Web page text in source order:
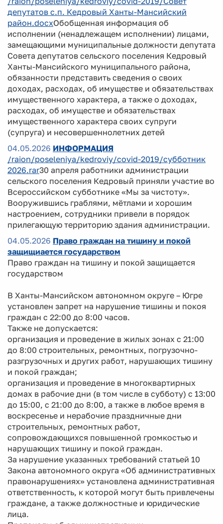
депутатов с.п. Кедровый Ханты-Мансийский
район.docxОбобщенная информация об
исполнении (ненадлежащем исполнении) лицами,
замещающими муниципальные должности депутата
Совета депутатов сельского поселения Кедровый
Ханты-Мансийского муниципального района,
обязанности представить сведения о своих
доходах, расходах, об имуществе и обязательствах
имущественного характера, а также о доходах,
расходах, об имуществе и обязательствах
имущественного характера своих супруги
(супруга) и несовершеннолетних детей
04.05.2026 ИНФОРМАЦИЯ
/raion/poseleniya/kedroviy/covid-2019/субботник
2026.rar30 апреля работники администрации
сельского поселения Кедровый приняли участие во
Всероссийском субботнике «Мы за чистоту».
Вооружившись граблями, мётлами и хорошим
настроением, сотрудники привели в порядок
прилегающую территорию здания администрации.
04.05.2026 Право граждан на тишину и покой
защищиается государством
Право граждан на тишину и покой защищается
государством
В Ханты-Мансийском автономном округе – Югре
установлен запрет на нарушение тишины и покоя
граждан с 22:00 до 8:00 часов.
Также не допускается:
организация и проведение в жилых зонах с 21:00
до 8:00 строительных, ремонтных, погрузочно-
разгрузочных и других работ, нарушающих тишину
и покой граждан;
организация и проведение в многоквартирных
домах в рабочие дни (в том числе в субботу) с 13:00
до 15:00, с 21:00 до 8:00, а также в любое время в
воскресенье и нерабочие праздничные дни
строительных, ремонтных работ,
сопровождающихся повышенной громкостью и
нарушающих тишину и покой граждан.
За нарушение указанных требований статьей 10
Закона автономного округа «Об административных
правонарушениях» установлена административная
ответственность, к которой могут быть привлечены
граждане, а также должностные и юридические
лица.